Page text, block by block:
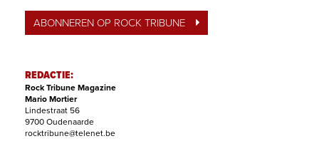
ABONNEREN OP ROCK TRIBUNE
REDACTIE:
Rock Tribune Magazine
Mario Mortier
Lindestraat 56
9700 Oudenaarde
rocktribune@telenet.be